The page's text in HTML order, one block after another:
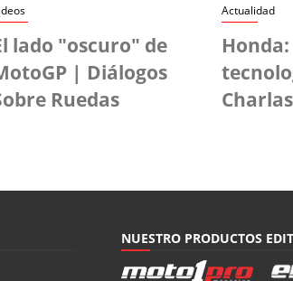
lado "oscuro" de
| Diálogos
Ruedas
Actualidad
NUESTRO PRODUCTOS